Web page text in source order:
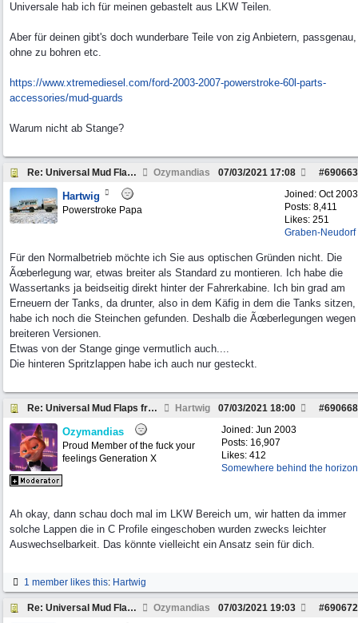
Universale hab ich für meinen gebastelt aus LKW Teilen.
Aber für deinen gibt's doch wunderbare Teile von zig Anbietern, passgenau,
ohne zu bohren etc.
https://www.xtremediesel.com/ford-2003-2007-powerstroke-60l-parts-
accessories/mud-guards
Warum nicht ab Stange?
Re: Universal Mud Flaps front ? Ozymandias #690663
07/03/2021 17:08
Joined: Oct 2003
Posts: 8,411
Likes: 251
Graben-Neudorf
Hartwig
Powerstroke Papa
Für den Normalbetrieb möchte ich Sie aus optischen Gründen nicht. Die
Ãœberlegung war, etwas breiter als Standard zu montieren. Ich habe die
Wassertanks ja beidseitig direkt hinter der Fahrerkabine. Ich bin grad am
Erneuern der Tanks, da drunter, also in dem Käfig in dem die Tanks sitzen,
habe ich noch die Steinchen gefunden. Deshalb die Ãœberlegungen wegen
breiteren Versionen.
Etwas von der Stange ginge vermutlich auch....
Die hinteren Spritzlappen habe ich auch nur gesteckt.
Re: Universal Mud Flaps front ? Hartwig #690668
07/03/2021 18:00
Joined: Jun 2003
Posts: 16,907
Likes: 412
Somewhere behind the horizon
Ozymandias
Proud Member of the fuck your
feelings Generation X
Ah okay, dann schau doch mal im LKW Bereich um, wir hatten da immer
solche Lappen die in C Profile eingeschoben wurden zwecks leichter
Auswechselbarkeit. Das könnte vielleicht ein Ansatz sein für dich.
1 member likes this: Hartwig
Re: Universal Mud Flaps front ? Ozymandias #690672
07/03/2021 19:03